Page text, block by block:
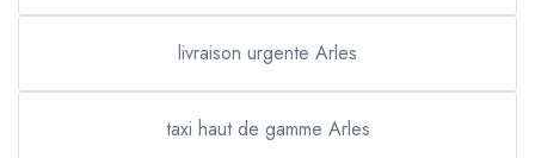
livraison urgente Arles
taxi haut de gamme Arles